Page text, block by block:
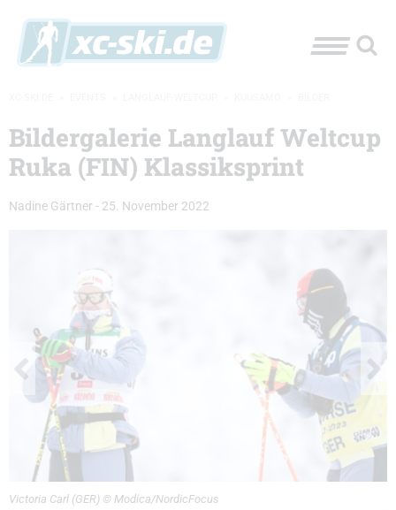
Bildergalerie Langlauf Weltcup
Ruka (FIN) Klassiksprint
Nadine Gärtner - 25. November 2022
Victoria Carl (GER) © Modica/NordicFocus